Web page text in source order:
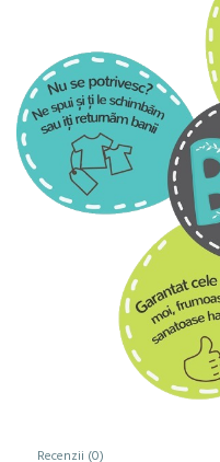
Recenzii (0)